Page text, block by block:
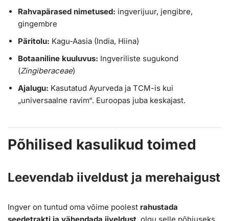
Rahvapärased nimetused: ingverijuur, jengibre,
gingembre
Päritolu: Kagu-Aasia (India, Hiina)
Botaaniline kuuluvus: Ingveriliste sugukond
(Zingiberaceae)
Ajalugu: Kasutatud Ayurveda ja TCM-is kui
„universaalne ravim“. Euroopas juba keskajast.
Põhilised kasulikud toimed
Leevendab iiveldust ja merehaigust
Ingver on tuntud oma võime poolest rahustada